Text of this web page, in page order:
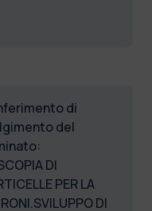
di
del
DI
PER LA
DI